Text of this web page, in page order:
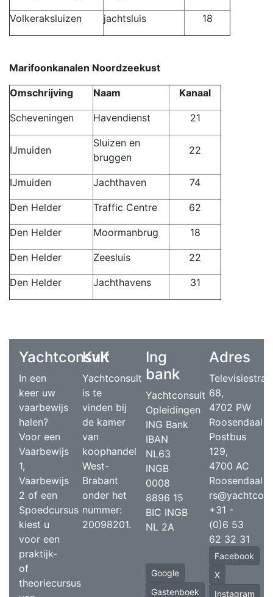
Volkeraksluizen jachtsluis 18
Marifoonkanalen Noordzeekust
Omschrijving Naam Kanaal
Scheveningen Havendienst 21
IJmuiden
Sluizen en
bruggen
22
IJmuiden Jachthaven 74
Den Helder Traffic Centre 62
Den Helder Moormanbrug 18
Den Helder Zeesluis 22
Den Helder Jachthavens 31
Yachtconsult
In een
keer uw
vaarbewijs
halen?
Voor een
Vaarbewijs
1,
Vaarbewijs
2 of een
Spoedcursus
kiest u
voor een
praktijk-
of
theoriecursus
KvK
Yachtconsult
is te
vinden bij
de kamer
van
koophandel
West-
Brabant
onder het
nummer:
20098201.
Ing
bank
Yachtconsult
Opleidingen
ING Bank
IBAN
NL63
INGB
0008
8896 15
BIC INGB
NL 2A
Google
Gastenboek
Adres
68,
4702 PW
Roosendaal
Postbus
129,
4700 AC
Roosendaal
+31 -
(0)6 53
62 32 31
Facebook
X
Instagram